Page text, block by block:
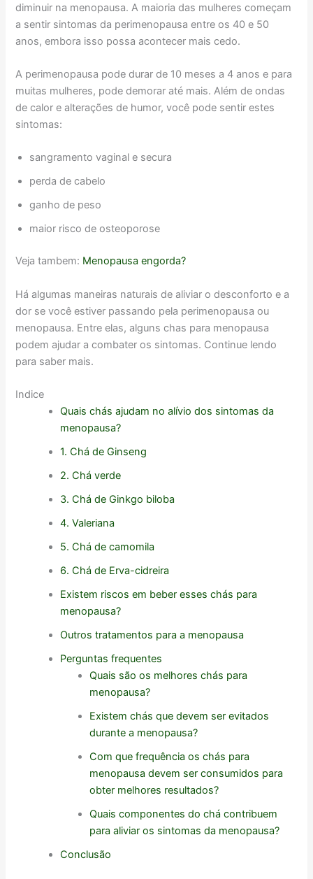
diminuir na menopausa. A maioria das mulheres começam
a sentir sintomas da perimenopausa entre os 40 e 50
anos, embora isso possa acontecer mais cedo.
A perimenopausa pode durar de 10 meses a 4 anos e para
muitas mulheres, pode demorar até mais. Além de ondas
de calor e alterações de humor, você pode sentir estes
sintomas:
sangramento vaginal e secura
perda de cabelo
ganho de peso
maior risco de osteoporose
Veja tambem: Menopausa engorda?
Há algumas maneiras naturais de aliviar o desconforto e a
dor se você estiver passando pela perimenopausa ou
menopausa. Entre elas, alguns chas para menopausa
podem ajudar a combater os sintomas. Continue lendo
para saber mais.
Indice
Quais chás ajudam no alívio dos sintomas da
menopausa?
1. Chá de Ginseng
2. Chá verde
3. Chá de Ginkgo biloba
4. Valeriana
5. Chá de camomila
6. Chá de Erva-cidreira
Existem riscos em beber esses chás para
menopausa?
Outros tratamentos para a menopausa
Perguntas frequentes
Quais são os melhores chás para
menopausa?
Existem chás que devem ser evitados
durante a menopausa?
Com que frequência os chás para
menopausa devem ser consumidos para
obter melhores resultados?
Quais componentes do chá contribuem
para aliviar os sintomas da menopausa?
Conclusão